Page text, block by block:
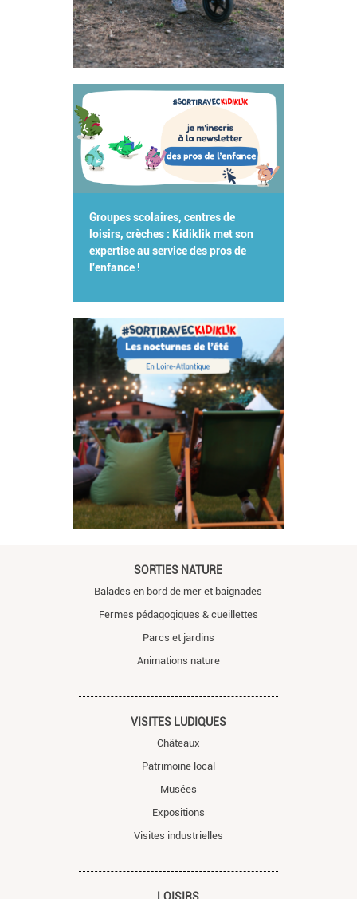
Groupes scolaires, centres de
loisirs, crèches : Kidiklik met son
expertise au service des pros de
l'enfance !
SORTIES NATURE
Balades en bord de mer et baignades
Fermes pédagogiques & cueillettes
Parcs et jardins
Animations nature
VISITES LUDIQUES
Châteaux
Patrimoine local
Musées
Expositions
Visites industrielles